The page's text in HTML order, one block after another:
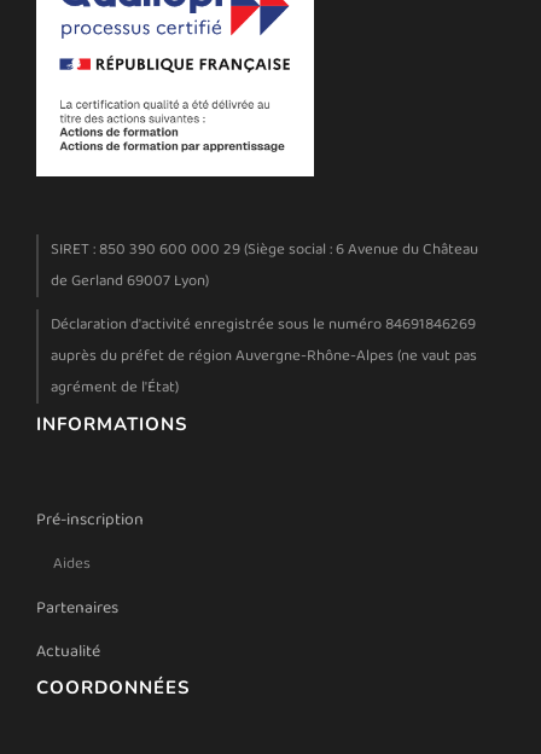
SIRET : 850 390 600 000 29 (Siège social : 6 Avenue du Château
de Gerland 69007 Lyon)
Déclaration d'activité enregistrée sous le numéro 84691846269
auprès du préfet de région Auvergne-Rhône-Alpes (ne vaut pas
agrément de l'État)
INFORMATIONS
Pré-inscription
Aides
Partenaires
Actualité
COORDONNÉES